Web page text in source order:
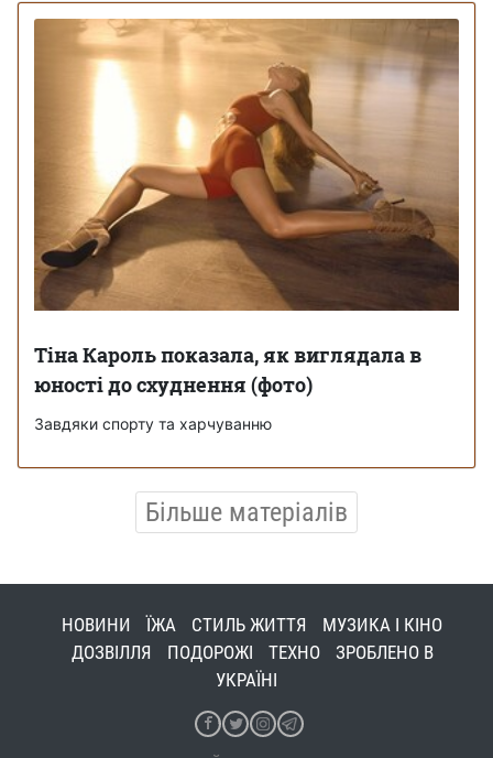
Тіна Кароль показала, як виглядала в
юності до схуднення (фото)
Завдяки спорту та харчуванню
Більше матеріалів
НОВИНИ ЇЖА СТИЛЬ ЖИТТЯ
МУЗИКА І КІНО
ДОЗВІЛЛЯ
ПОДОРОЖІ ТЕХНО
ЗРОБЛЕНО В
УКРАЇНІ